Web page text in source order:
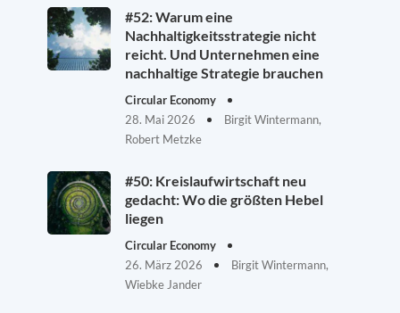
#52: Warum eine
Nachhaltigkeitsstrategie nicht
reicht. Und Unternehmen eine
nachhaltige Strategie brauchen
Circular Economy
28. Mai 2026
Birgit Wintermann,
Robert Metzke
#50: Kreislaufwirtschaft neu
gedacht: Wo die größten Hebel
liegen
Circular Economy
26. März 2026
Birgit Wintermann,
Wiebke Jander